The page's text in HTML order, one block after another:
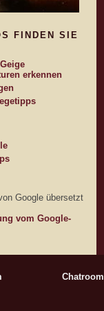
FINDEN SIE
erkennen
Google übersetzt
vom Google-
Chatroom